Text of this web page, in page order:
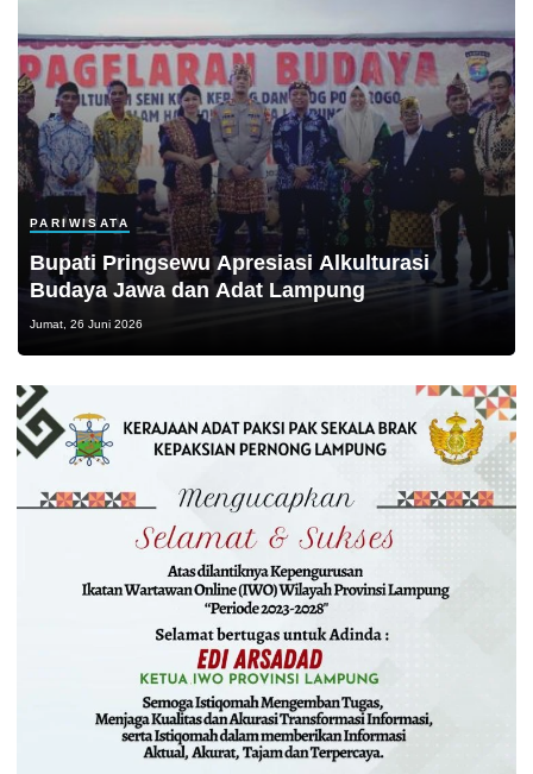
PARIWISATA
Bupati Pringsewu Apresiasi Alkulturasi
Budaya Jawa dan Adat Lampung
Jumat, 26 Juni 2026